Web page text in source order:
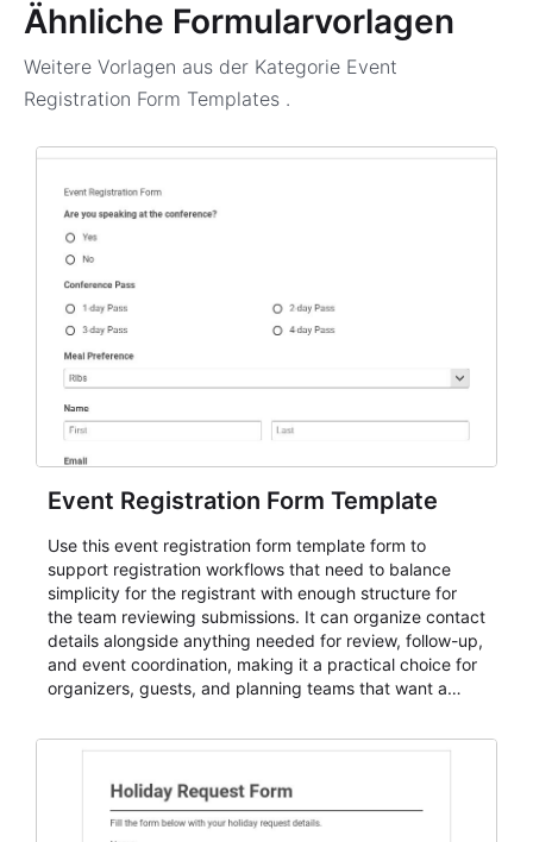
Ähnliche Formularvorlagen
Weitere Vorlagen aus der Kategorie Event
Registration Form Templates .
Event Registration Form Template
Use this event registration form template form to
support registration workflows that need to balance
simplicity for the registrant with enough structure for
the team reviewing submissions. It can organize contact
details alongside anything needed for review, follow-up,
and event coordination, making it a practical choice for
organizers, guests, and planning teams that want a
and participant management. The form is suitable for
student enrollment, volunteer registration, business
event intake, and membership participation. It helps
keep responses standardized so organizers can